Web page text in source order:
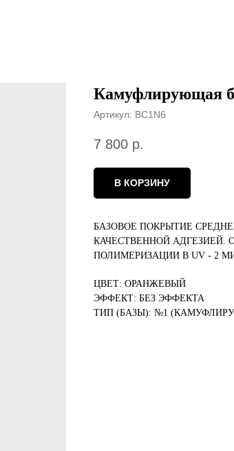
Камуфлирующая
Артикул: BC1N6
7 800 р.
В КОРЗИНУ
БАЗОВОЕ ПОКРЫТИЕ
КАЧЕСТВЕННОЙ
ПОЛИМЕРИЗАЦИИ В UV - 2
ЦВЕТ: ОРАНЖЕВЫЙ
ЭФФЕКТ: БЕЗ ЭФФЕКТА
ТИП (БАЗЫ): №1